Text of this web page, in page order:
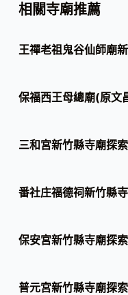
相關寺廟推薦
王禪老祖鬼谷仙師廟
保福西王母總廟(原文
三和宮新竹縣寺廟探索
番社庄福德祠新竹縣
保安宮新竹縣寺廟探索
普元宮新竹縣寺廟探索